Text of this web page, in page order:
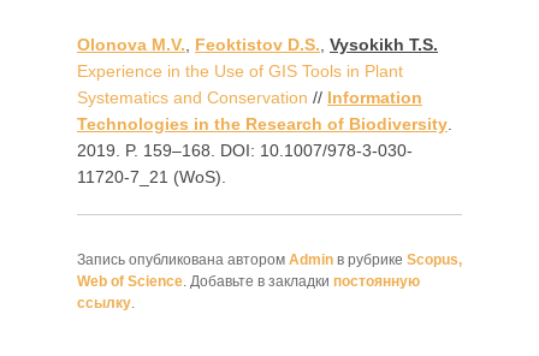
Olonova M.V., Feoktistov D.S., Vysokikh T.S.
Experience in the Use of GIS Tools in Plant
Systematics and Conservation // Information
Technologies in the Research of Biodiversity.
2019. P. 159–168. DOI: 10.1007/978-3-030-
11720-7_21 (WoS).
Запись опубликована автором Admin в рубрике Scopus,
Web of Science. Добавьте в закладки постоянную
ссылку.